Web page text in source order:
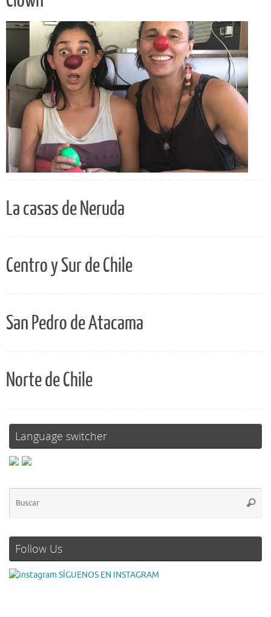
La casas de Neruda
Centro y Sur de Chile
San Pedro de Atacama
Norte de Chile
Language switcher
Follow Us
SÍGUENOS EN INSTAGRAM